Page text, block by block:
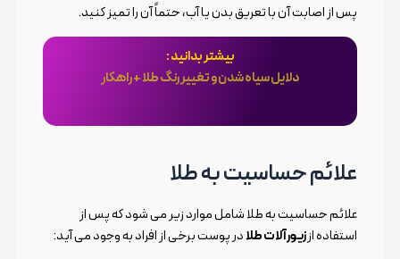
پس از اصابت آن با تعریق بدن یا آب، حتماً آن را تمیز کنید.
بیشتر بدانید :
دلایل سیاه شدن و تغییر رنگ طلا + راهکار
علائم حساسیت به طلا
علائم حساسیت به طلا شامل موارد زیر می شود که پس از
استفاده اززیورآلات طلادر پوست برخی از افراد به وجود می آید: